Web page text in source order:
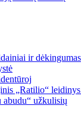
ir dėkingumas
„Ratilio“
abudu“ užkulisių